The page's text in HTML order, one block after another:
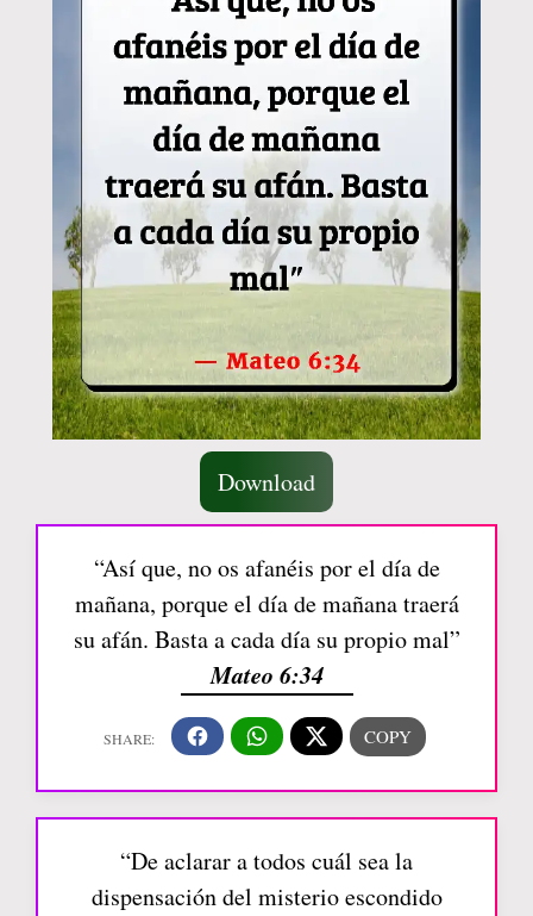
Download
“Así que, no os afanéis por el día de
mañana, porque el día de mañana traerá
su afán. Basta a cada día su propio mal”
Mateo 6:34
“De aclarar a todos cuál sea la
dispensación del misterio escondido